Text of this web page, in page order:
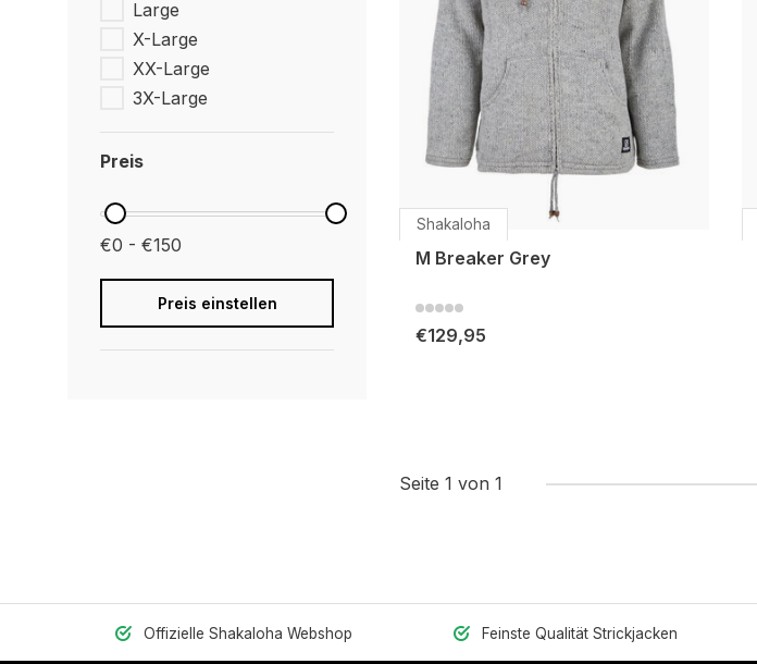
Large
X-Large
XX-Large
3X-Large
Preis
€0 - €150
Preis einstellen
Shakaloha
M Breaker Grey
€129,95
Seite 1 von 1
Offizielle Shakaloha Webshop Feinste Qualität Strickjacken